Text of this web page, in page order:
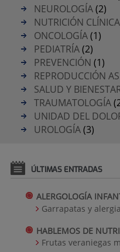
NEUROLOGÍA(2)
NUTRICIÓN CLÍNICA
ONCOLOGÍA(1)
PEDIATRÍA(2)
PREVENCIÓN (1)
REPRODUCCIÓN
SALUD Y
TRAUMATOLOGÍA
UNIDAD DEL
UROLOGÍA(3)
ÚLTIMAS ENTRADAS
ALERGOLOGÍA
Garrapatas y alergia
HABLEMOS DE
Frutas veraniegas